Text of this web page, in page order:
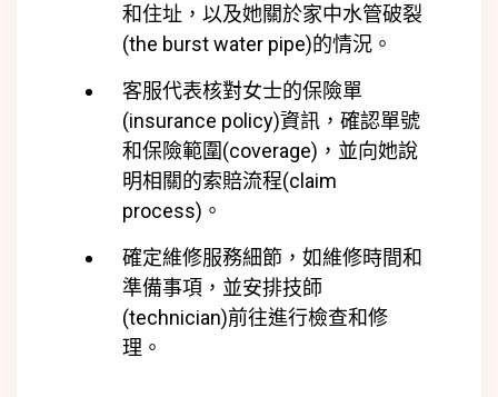
和住址，以及她關於家中水管破裂
(the burst water pipe)的情況。
客服代表核對女士的保險單
(insurance policy)資訊，確認單號
和保險範圍(coverage) ，並向她說
明相關的索賠流程(claim
process) 。
確定維修服務細節，如維修時間和
準備事項，並安排技師
(technician)前往進行檢查和修
理。